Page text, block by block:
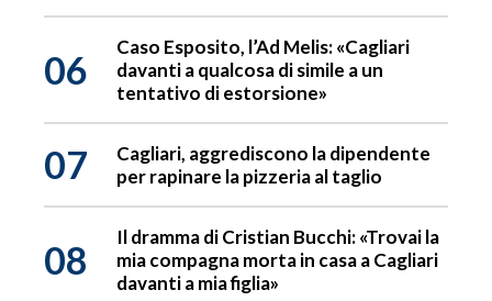
06
Caso Esposito, l’Ad Melis: «Cagliari
davanti a qualcosa di simile a un
tentativo di estorsione»
07
Cagliari, aggrediscono la dipendente
per rapinare la pizzeria al taglio
08
Il dramma di Cristian Bucchi: «Trovai la
mia compagna morta in casa a Cagliari
davanti a mia figlia»